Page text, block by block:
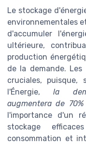
Le stockage
environnementales
d'accumuler
ultérieure,
production
de la demande.
cruciales, puisque,
l'Énergie,la
augmentera de
l'importance d'un
stockage
consommation et